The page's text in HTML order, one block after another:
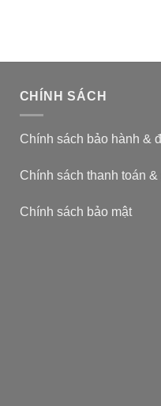
CHÍNH SÁCH
Chính sách bảo hành &
Chính sách thanh toán
Chính sách bảo mật